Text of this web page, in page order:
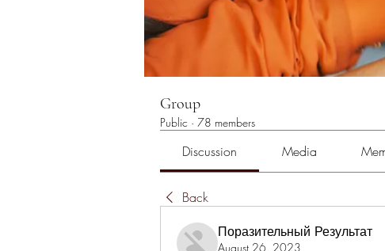
Group
Public · 78 members
Discussion Media
Back
Поразительный Результат
August 26, 2023